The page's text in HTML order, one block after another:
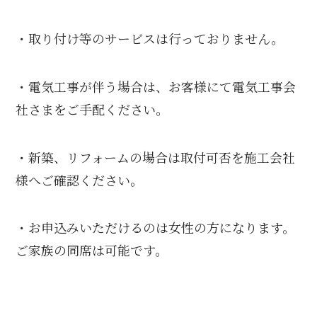
・取り付け等のサービスは行っておりません。
・電気工事が伴う場合は、お客様にて電気工事会
社さまをご手配ください。
・新築、リフォームの場合は取付可否を施工会社
様へご確認ください。
・お申込みいただけるのは女性の方になります。
ご家族の同席は可能です。